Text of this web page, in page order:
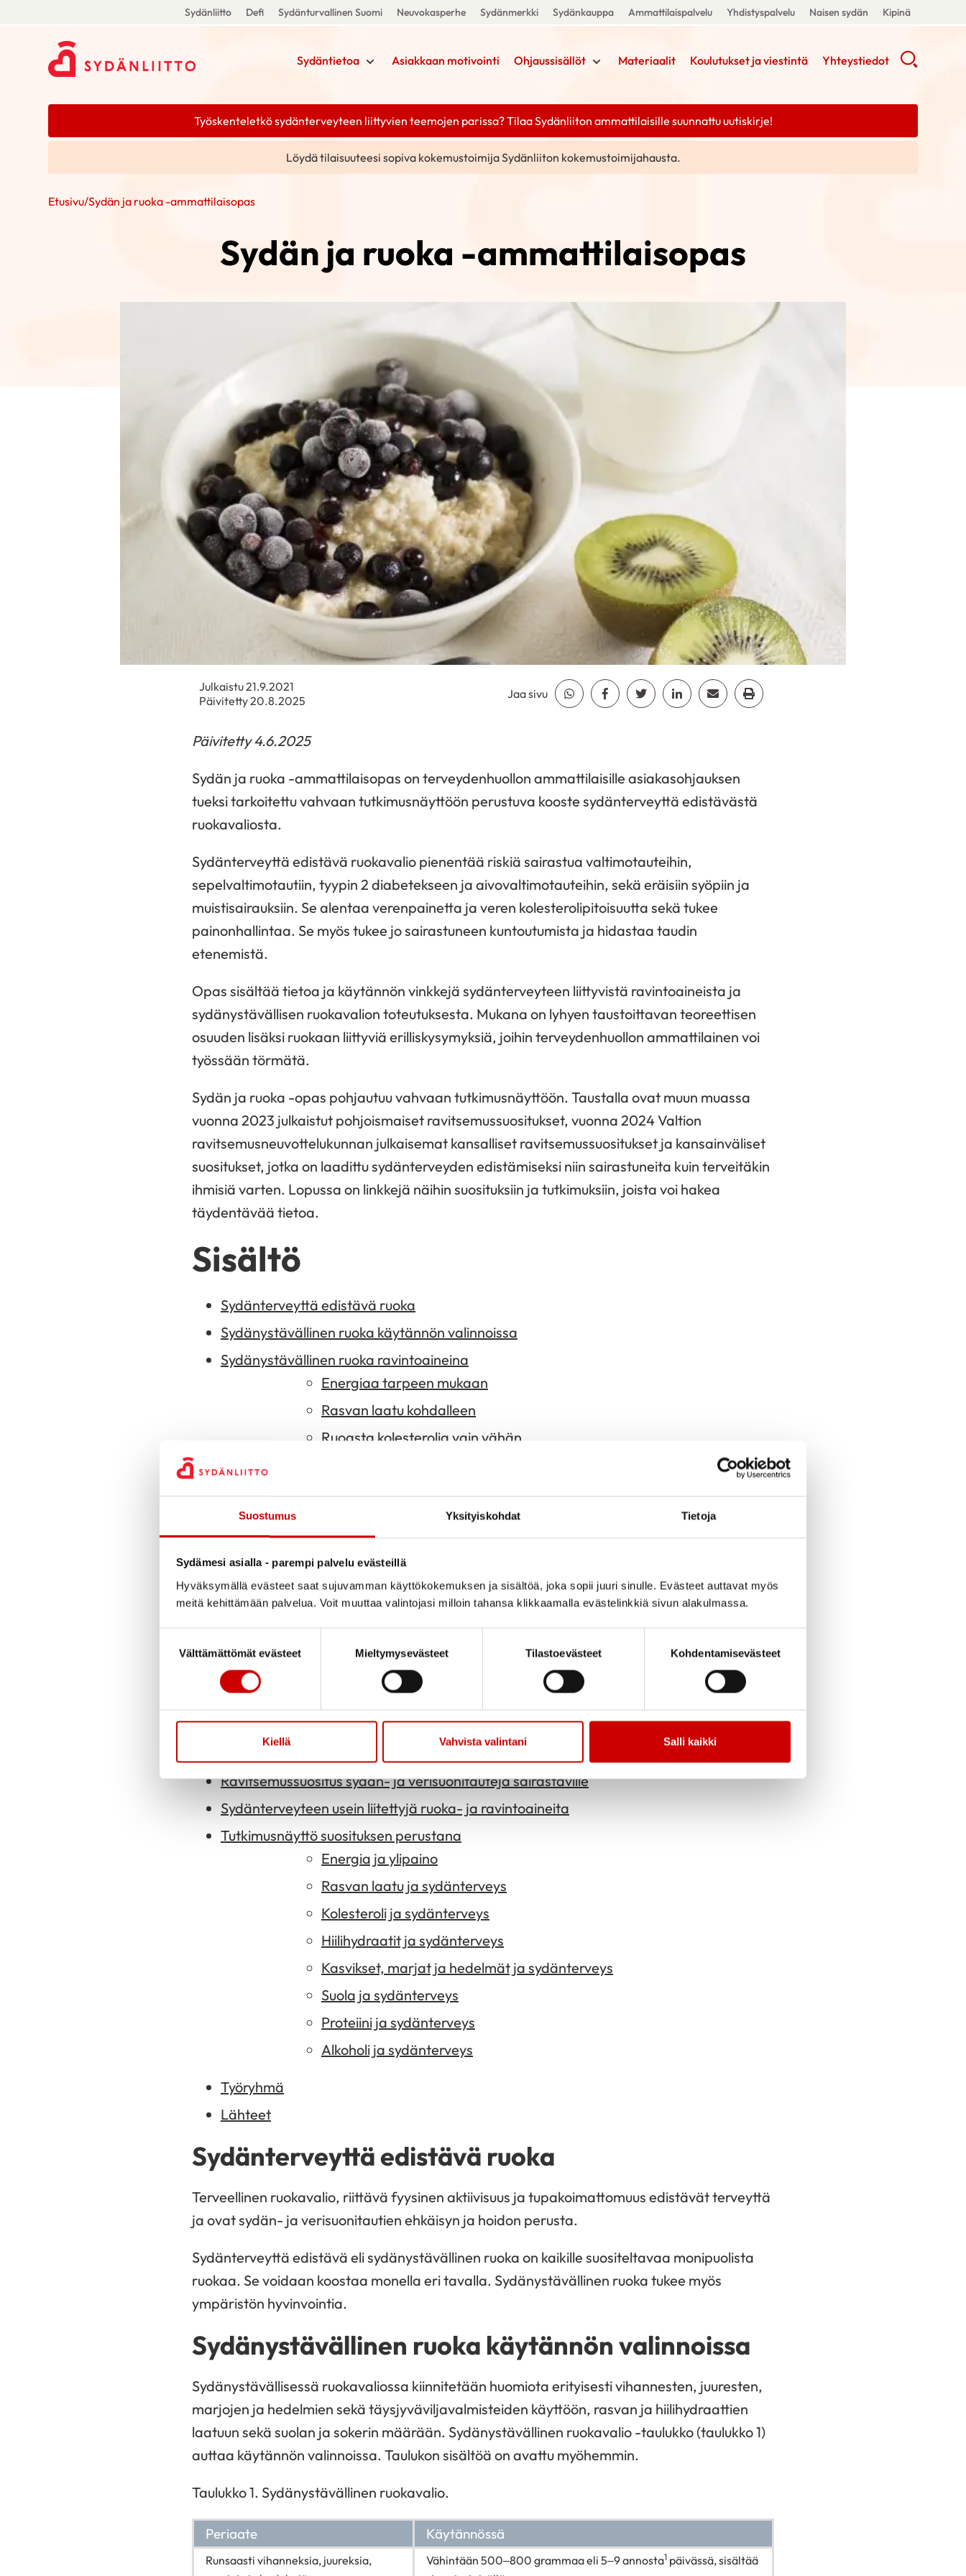
Suostumus Yksityiskohdat Tietoja
Sydämesi asialla - parempi palvelu evästeillä
Hyväksymällä evästeet saat sujuvamman käyttökokemuksen ja sisältöä, joka sopii juuri sinulle. Evästeet auttavat myös
meitä kehittämään palvelua. Voit muuttaa valintojasi milloin tahansa klikkaamalla evästelinkkiä sivun alakulmassa.
Välttämättömät evästeet
Mieltymysevästeet Tilastoevästeet Kohdentamisevästeet
Kiellä Vahvista valintani Salli kaikki
Sydänliitto Defi Sydänturvallinen Suomi Neuvokasperhe Sydänmerkki Sydänkauppa Ammattilaispalvelu Yhdistyspalvelu Naisen sydän Kipinä
Sydäntietoa Asiakkaan motivointi Ohjaussisällöt Materiaalit Koulutukset ja viestintä Yhteystiedot
Työskenteletkö sydänterveyteen liittyvien teemojen parissa? Tilaa Sydänliiton ammattilaisille suunnattu uutiskirje!
Löydä tilaisuuteesi sopiva kokemustoimija Sydänliiton kokemustoimijahausta.
Etusivu/Sydän ja ruoka -ammattilaisopas
Sydän ja ruoka -ammattilaisopas
Julkaistu 21.9.2021
Päivitetty 20.8.2025
Jaa sivu Jaa Whatsapp
Jaa Facebook
Jaa TwitterJaa LinkedinJaa EmailJaa Print
Päivitetty 4.6.2025
Sydän ja ruoka -ammattilaisopas on terveydenhuollon ammattilaisille asiakasohjauksen
tueksi tarkoitettu vahvaan tutkimusnäyttöön perustuva kooste sydänterveyttä edistävästä
ruokavaliosta.
Sydänterveyttä edistävä ruokavalio pienentää riskiä sairastua valtimotauteihin,
sepelvaltimotautiin, tyypin 2 diabetekseen ja aivovaltimotauteihin, sekä eräisiin syöpiin ja
muistisairauksiin. Se alentaa verenpainetta ja veren kolesterolipitoisuutta sekä tukee
painonhallintaa. Se myös tukee jo sairastuneen kuntoutumista ja hidastaa taudin
etenemistä.
Opas sisältää tietoa ja käytännön vinkkejä sydänterveyteen liittyvistä ravintoaineista ja
sydänystävällisen ruokavalion toteutuksesta. Mukana on lyhyen taustoittavan teoreettisen
osuuden lisäksi ruokaan liittyviä erilliskysymyksiä, joihin terveydenhuollon ammattilainen voi
työssään törmätä.
Sydän ja ruoka -opas pohjautuu vahvaan tutkimusnäyttöön. Taustalla ovat muun muassa
vuonna 2023 julkaistut pohjoismaiset ravitsemussuositukset, vuonna 2024 Valtion
ravitsemusneuvottelukunnan julkaisemat kansalliset ravitsemussuositukset ja kansainväliset
suositukset, jotka on laadittu sydänterveyden edistämiseksi niin sairastuneita kuin terveitäkin
ihmisiä varten. Lopussa on linkkejä näihin suosituksiin ja tutkimuksiin, joista voi hakea
täydentävää tietoa.
Sisältö
Sydänterveyttä edistävä ruoka
Sydänystävällinen ruoka käytännön valinnoissa
Sydänystävällinen ruoka ravintoaineina
Energiaa tarpeen mukaan
Rasvan laatu kohdalleen
Ruoasta kolesterolia vain vähän
Kasviksia, marjoja ja hedelmiä runsaasti
Ravitsemussuositus henkilöille, joilla on sydän- ja verisuonitautien riskitekijöitä
Rasva-aineenvaihdunnan häiriöt
Kohonnut verenpaine
Ylipaino ja lihavuus
Diabetes, sen esiasteet ja metabolinen oireyhtymä
Matala-asteinen tulehdus
Ravitsemussuositus sydän- ja verisuonitauteja sairastaville
Sydänterveyteen usein liitettyjä ruoka- ja ravintoaineita
Tutkimusnäyttö suosituksen perustana
Energia ja ylipaino
Rasvan laatu ja sydänterveys
Kolesteroli ja sydänterveys
Hiilihydraatit ja sydänterveys
Kasvikset, marjat ja hedelmät ja sydänterveys
Suola ja sydänterveys
Proteiini ja sydänterveys
Alkoholi ja sydänterveys
Työryhmä
Lähteet
Sydänterveyttä edistävä ruoka
Terveellinen ruokavalio, riittävä fyysinen aktiivisuus ja tupakoimattomuus edistävät terveyttä
ja ovat sydän- ja verisuonitautien ehkäisyn ja hoidon perusta.
Sydänterveyttä edistävä eli sydänystävällinen ruoka on kaikille suositeltavaa monipuolista
ruokaa. Se voidaan koostaa monella eri tavalla. Sydänystävällinen ruoka tukee myös
ympäristön hyvinvointia.
Sydänystävällinen ruoka käytännön valinnoissa
Sydänystävällisessä ruokavaliossa kiinnitetään huomiota erityisesti vihannesten, juuresten,
marjojen ja hedelmien sekä täysjyväviljavalmisteiden käyttöön, rasvan ja hiilihydraattien
laatuun sekä suolan ja sokerin määrään. Sydänystävällinen ruokavalio -taulukko (taulukko 1)
auttaa käytännön valinnoissa. Taulukon sisältöä on avattu myöhemmin.
Taulukko 1. Sydänystävällinen ruokavalio.
Periaate Käytännössä
Runsaasti vihanneksia, juureksia,
Vähintään 500–800 grammaa eli 5–9 annosta1 päivässä, sisältää